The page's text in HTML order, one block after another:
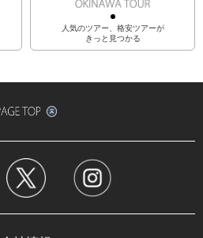
人気のツアー、格安ツアーが
きっと見つかる